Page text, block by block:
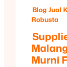
Blog Jual
Robusta
Murni